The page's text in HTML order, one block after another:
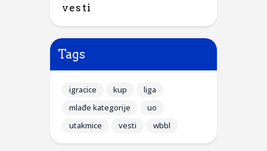
vesti
Tags
igracice kup
liga
mlađe kategorije
uo
utakmice
vesti wbbl